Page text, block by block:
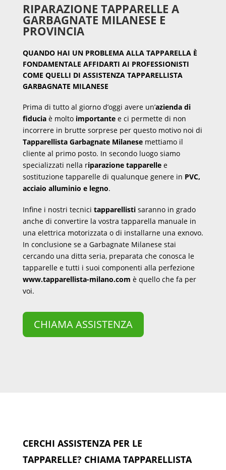
RIPARAZIONE TAPPARELLE A
GARBAGNATE MILANESE E
PROVINCIA
QUANDO HAI UN PROBLEMA ALLA TAPPARELLA È
FONDAMENTALE AFFIDARTI AI PROFESSIONISTI
COME QUELLI DI ASSISTENZA TAPPARELLISTA
GARBAGNATE MILANESE
Prima di tutto al giorno d’oggi avere un’azienda di
fiduciaè molto importantee ci permette di non
incorrere in brutte sorprese per questo motivo noi di
Tapparellista Garbagnate Milanesemettiamo il
cliente al primo posto. In secondo luogo siamo
specializzati nella riparazione tapparellee
sostituzione tapparelle di qualunque genere in PVC,
acciaio alluminio e legno.
Infine i nostri tecnici tapparellistisaranno in grado
anche di convertire la vostra tapparella manuale in
una elettrica motorizzata o di installarne una exnovo.
In conclusione se a Garbagnate Milanese stai
cercando una ditta seria, preparata che conosca le
tapparelle e tutti i suoi componenti alla perfezione
www.tapparellista-milano.com è quello che fa per
voi.
CHIAMA ASSISTENZA
CERCHI ASSISTENZA PER LE
TAPPARELLE? CHIAMA TAPPARELLISTA